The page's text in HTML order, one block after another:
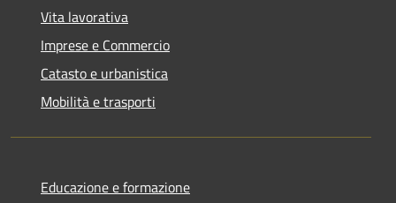
Vita lavorativa
Imprese e Commercio
Catasto e urbanistica
Mobilità e trasporti
Educazione e formazione